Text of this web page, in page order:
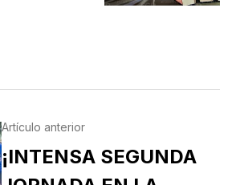
Artículo anterior
¡INTENSA SEGUNDA